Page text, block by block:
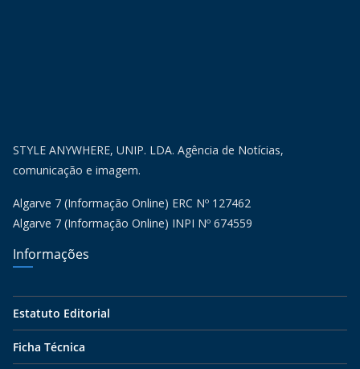
STYLE ANYWHERE, UNIP. LDA. Agência de Notícias,
comunicação e imagem.
Algarve 7 (Informação Online) ERC Nº 127462
Algarve 7 (Informação Online) INPI Nº 674559
Informações
Estatuto Editorial
Ficha Técnica